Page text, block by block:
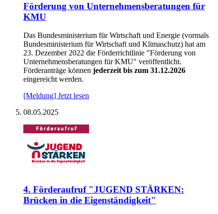
För­de­rung von Un­ter­neh­mens­be­ra­tun­gen für
KMU
Das Bundesministerium für Wirtschaft und Energie (vormals
Bundesministerium für Wirtschaft und Klimaschutz) hat am
23. Dezember 2022 die Förderrichtlinie "Förderung von
Unternehmensberatungen für KMU" veröffentlicht.
Förderanträge können jederzeit bis zum 31.12.2026
eingereicht werden.
[Meldung] Jetzt lesen
08.05.2025
4. För­der­auf­ruf "JU­GEND STÄR­KEN:
Brücken in die Ei­gen­stän­dig­keit"